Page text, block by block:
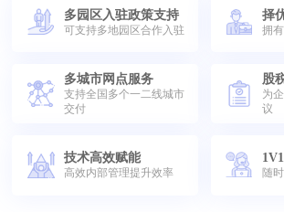
多园区入驻政策支持
可支持多地园区合作入驻
择
拥
多城市网点服务
支持全国多个一二线城市
交付
股
为
议
技术高效赋能
高效内部管理提升效率 随